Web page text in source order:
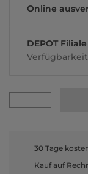
Online
DEPOT Filiale
30 Tage
Kauf auf